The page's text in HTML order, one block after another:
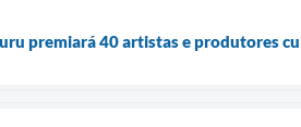
premiará 40 artistas e produtores